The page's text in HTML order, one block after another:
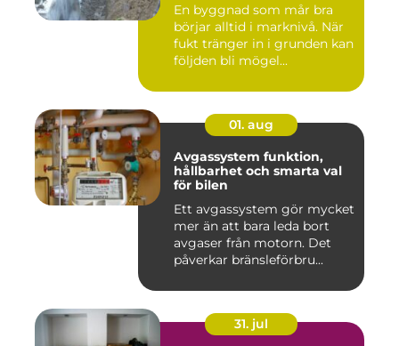
En byggnad som mår bra
börjar alltid i marknivå. När
fukt tränger in i grunden kan
följden bli mögel...
01. aug
Avgassystem funktion,
hållbarhet och smarta val
för bilen
Ett avgassystem gör mycket
mer än att bara leda bort
avgaser från motorn. Det
påverkar bränsleförbru...
31. jul